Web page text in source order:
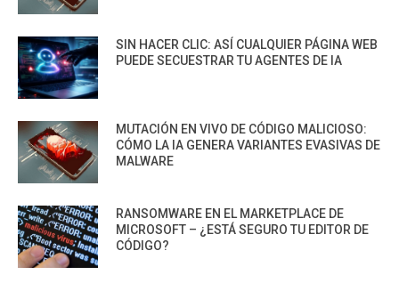
SIN HACER CLIC: ASÍ CUALQUIER PÁGINA WEB
PUEDE SECUESTRAR TU AGENTES DE IA
MUTACIÓN EN VIVO DE CÓDIGO MALICIOSO:
CÓMO LA IA GENERA VARIANTES EVASIVAS DE
MALWARE
RANSOMWARE EN EL MARKETPLACE DE
MICROSOFT – ¿ESTÁ SEGURO TU EDITOR DE
CÓDIGO?